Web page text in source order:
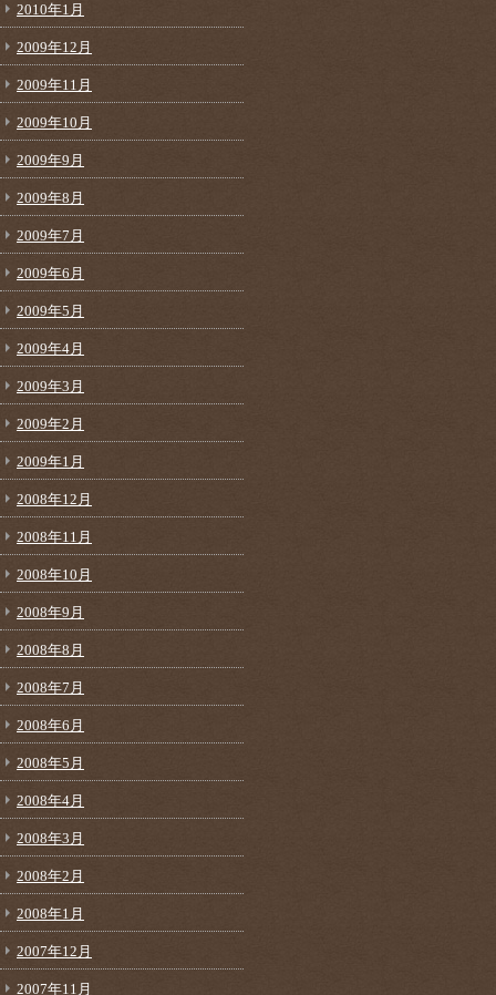
2010年1月
2009年12月
2009年11月
2009年10月
2009年9月
2009年8月
2009年7月
2009年6月
2009年5月
2009年4月
2009年3月
2009年2月
2009年1月
2008年12月
2008年11月
2008年10月
2008年9月
2008年8月
2008年7月
2008年6月
2008年5月
2008年4月
2008年3月
2008年2月
2008年1月
2007年12月
2007年11月